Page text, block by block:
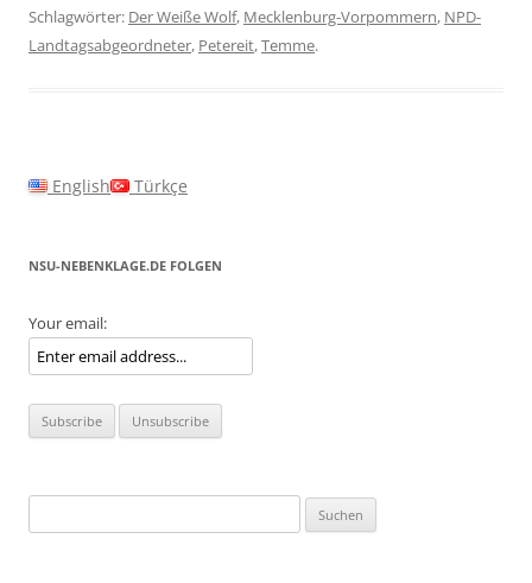
Schlagwörter: Der Weiße Wolf, Mecklenburg-Vorpommern, NPD-
Landtagsabgeordneter, Petereit,Temme.
English Türkçe
NSU-NEBENKLAGE.DE FOLGEN
Your email:
nach: